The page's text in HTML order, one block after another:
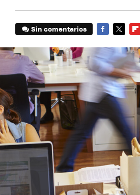
Sin comentarios